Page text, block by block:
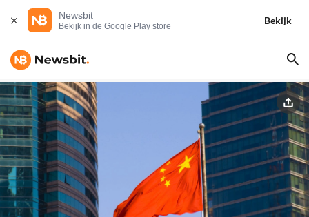
Newsbit
Bekijk in de Google Play store
Bekijk